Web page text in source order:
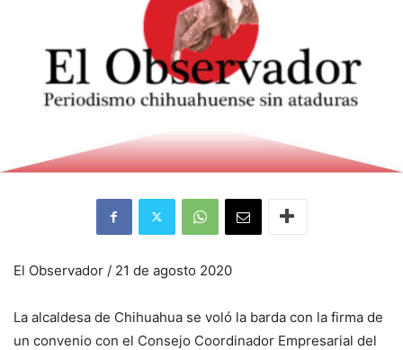
El Observador / 21 de agosto 2020
La alcaldesa de Chihuahua se voló la barda con la firma de
un convenio con el Consejo Coordinador Empresarial del